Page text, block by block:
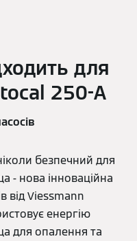
для
250-A
безпечний для
- нова інноваційна
від Viessmann
енергію
для опалення та